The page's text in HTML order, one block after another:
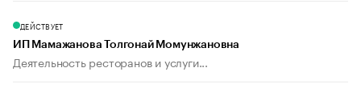
ДЕЙСТВУЕТ
ИП Мамажанова Толгонай Момунжановна
Деятельность ресторанов и услуги...